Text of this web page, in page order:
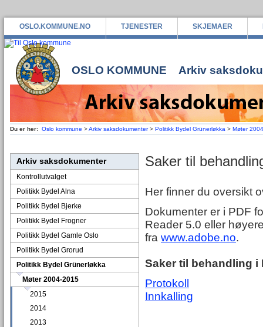
OSLO.KOMMUNE.NO TJENESTER SKJEMAER
OSLO KOMMUNE Arkiv
Du er her: Oslo kommune >Arkiv saksdokumenter> Politikk Bydel Grünerløkka > Møter
Arkiv saksdokumenter
Kontrollutvalget
Politikk Bydel Alna
Politikk Bydel Bjerke
Politikk Bydel Frogner
Politikk Bydel Gamle Oslo
Politikk Bydel Grorud
Politikk Bydel Grünerløkka
Møter 2004-2015
2015
2014
2013
Saker til
Her finner du oversikt
Dokumenter er i PDF
Reader 5.0 eller
fra www.adobe.no.
Saker til behandling i
Protokoll
Innkalling